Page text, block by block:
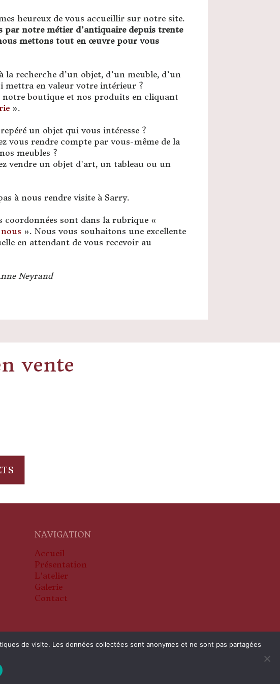
heureux de vous accueillir sur notre site.
par notre métier d’antiquaire depuis trente
mettons tout en œuvre pour vous
la recherche d’un objet, d’un meuble, d’un
mettra en valeur votre intérieur ?
notre boutique et nos produits en cliquant
».
un objet qui vous intéresse ?
vous rendre compte par vous-même de la
meubles ?
vendre un objet d'art, un tableau ou un
à nous rendre visite à Sarry.
coordonnées sont dans la rubrique «
». Nous vous souhaitons une excellente
en attendant de vous recevoir au
Neyrand
vente
NAVIGATION
Accueil
Présentation
L'atelier
Galerie
Contact
NGA
de visite. Les données collectées sont anonymes et ne sont pas partagées